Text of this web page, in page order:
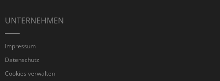
UNTERNEHMEN
Impressum
Datenschutz
Cookies verwalten